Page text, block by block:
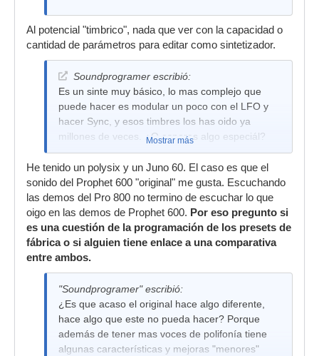
Al potencial "timbrico", nada que ver con la capacidad o
cantidad de parámetros para editar como sintetizador.
Soundprogramer escribió:
Es un sinte muy básico, lo mas complejo que
puede hacer es modular un poco con el LFO y
hacer Sync, y esos timbres los has oido ya
millones de veces. ¿O esperas algo especiál?
Mostrar más
He tenido un polysix y un Juno 60. El caso es que el
sonido del Prophet 600 "original" me gusta. Escuchando
las demos del Pro 800 no termino de escuchar lo que
oigo en las demos de Prophet 600. Por eso pregunto si
es una cuestión de la programación de los presets de
fábrica o si alguien tiene enlace a una comparativa
entre ambos.
"Soundprogramer" escribió:
¿Es que acaso el original hace algo diferente,
hace algo que este no pueda hacer? Porque
además de tener mas voces de polifonía tiene
algunas características y mejoras "menores"